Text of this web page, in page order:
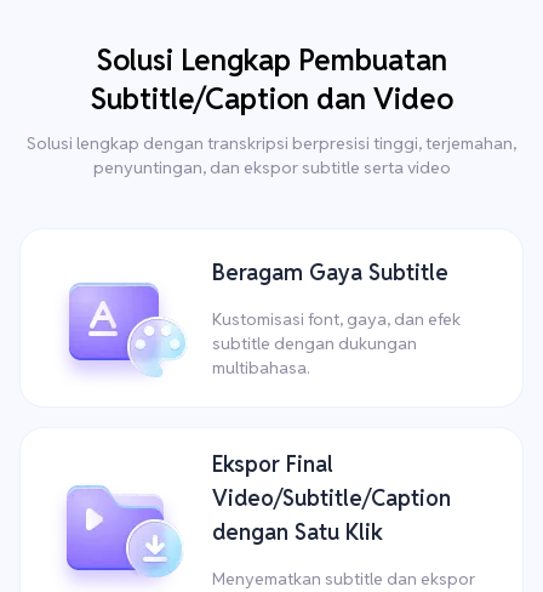
Solusi Lengkap Pembuatan
Subtitle/Caption dan Video
Solusi lengkap dengan transkripsi berpresisi tinggi, terjemahan,
penyuntingan, dan ekspor subtitle serta video
Beragam Gaya Subtitle
Kustomisasi font, gaya, dan efek
subtitle dengan dukungan
multibahasa.
Ekspor Final
Video/Subtitle/Caption
dengan Satu Klik
Menyematkan subtitle dan ekspor